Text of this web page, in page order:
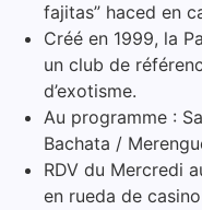
fajitas” haced en
Créé en 1999, la
un club de
d’exotisme.
Au programme :
Bachata /
RDV du Mercredi
en rueda de